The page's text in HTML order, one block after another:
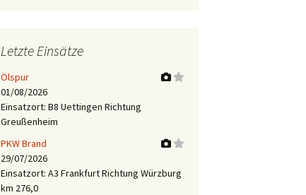
Letzte Einsätze
Ölspur
01/08/2026
Einsatzort: B8 Uettingen Richtung
Greußenheim
PKW Brand
29/07/2026
Einsatzort: A3 Frankfurt Richtung Würzburg
km 276,0